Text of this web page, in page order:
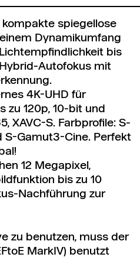
kompakte spiegellose
Dynamikumfang
bis
Autofokus mit
4K-UHD für
zu 120p, 10-bit und
XAVC-S. Farbprofile: S-
S-Gamut3-Cine. Perfekt
12 Megapixel,
bis zu 10
Nachführung zur
zu benutzen, muss der
MarkIV) benutzt